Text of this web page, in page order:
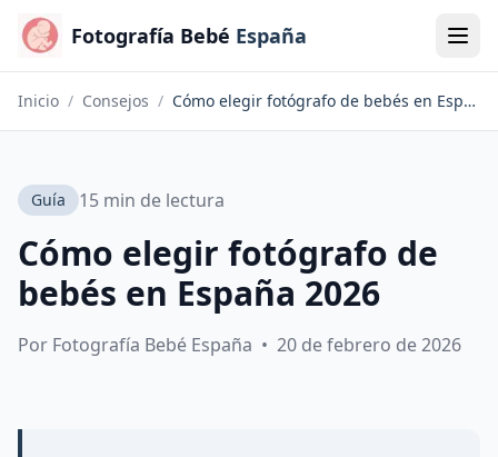
Fotografía Bebé España
Inicio / Consejos / Cómo elegir fotógrafo de bebés en España 2026
Guía 15 min de lectura
Cómo elegir fotógrafo de
bebés en España 2026
Por Fotografía Bebé España • 20 de febrero de 2026